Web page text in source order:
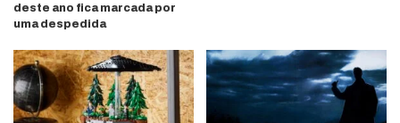
deste ano fica marcada por
uma despedida